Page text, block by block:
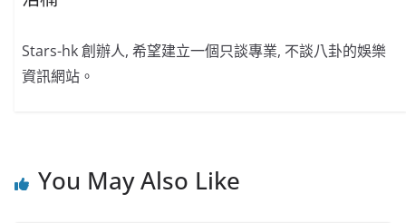
Stars-hk 創辦人, 希望建立一個只談專業, 不談八卦的娛樂
資訊網站。
You May Also Like